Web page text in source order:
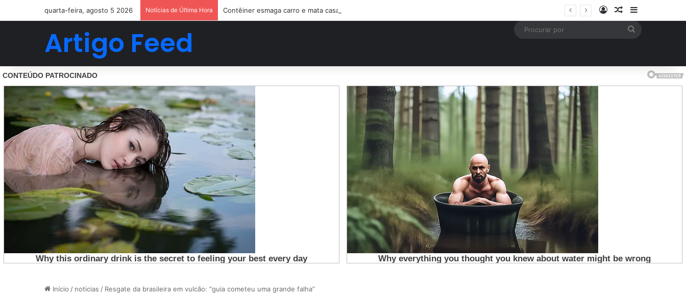
quarta-feira, agosto 5 2026 Notícias de Última Hora Contêiner esmaga carro e mata casal na BR-470; filho sobreviveu…Ver mais EntrarArtigo aleatório
Barra Lateral
Artigo Feed
Início / noticias / Resgate da brasileira em vulcão: “guia cometeu uma grande falha”